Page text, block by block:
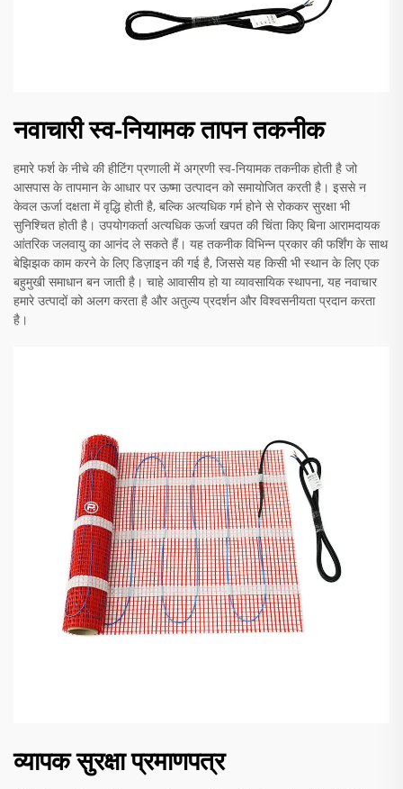
नवाचारी स्व-नियामक तापन तकनीक
हमारे फर्श के नीचे की हीटिंग प्रणाली में अग्रणी स्व-नियामक तकनीक होती है जो
आसपास के तापमान के आधार पर ऊष्मा उत्पादन को समायोजित करती है। इससे न
केवल ऊर्जा दक्षता में वृद्धि होती है, बल्कि अत्यधिक गर्म होने से रोककर सुरक्षा भी
सुनिश्चित होती है। उपयोगकर्ता अत्यधिक ऊर्जा खपत की चिंता किए बिना आरामदायक
आंतरिक जलवायु का आनंद ले सकते हैं। यह तकनीक विभिन्न प्रकार की फर्शिंग के साथ
बेझिझक काम करने के लिए डिज़ाइन की गई है, जिससे यह किसी भी स्थान के लिए एक
बहुमुखी समाधान बन जाती है। चाहे आवासीय हो या व्यावसायिक स्थापना, यह नवाचार
हमारे उत्पादों को अलग करता है और अतुल्य प्रदर्शन और विश्वसनीयता प्रदान करता
है।
व्यापक सुरक्षा प्रमाणपत्र